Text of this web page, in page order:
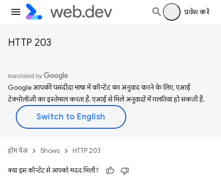
प्रवेश करें
HTTP 203
Google आपकी पसंदीदा भाषा में कॉन्टेंट का अनुवाद करने के लिए, एआई
टेक्नोलॉजी का इस्तेमाल करता है. एआई से मिले अनुवादों में गलतियां हो सकती हैं.
होम पेज Shows HTTP 203
क्या इस कॉन्टेंट से आपको मदद मिली?